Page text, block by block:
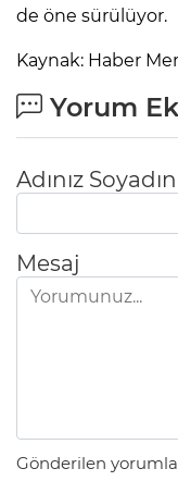
de öne sürülüyor.
Kaynak: Haber
Yorum
Adınız
Mesaj
Gönderilen